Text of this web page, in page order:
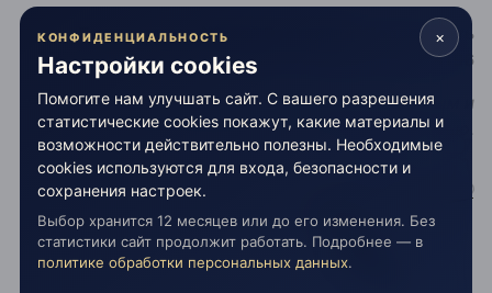
Телеграм-чат Живой Эзотерики
, Поддержать
проект (Т-Банк)
2200396108086196
Человек — это канат, протянутый между животным и
Сверхчеловеком, это канат над пропастью.
×
КОНФИДЕНЦИАЛЬНОСТЬ
Настройки cookies
Помогите нам улучшать сайт. С вашего разрешения
статистические cookies покажут, какие материалы и
возможности действительно полезны. Необходимые
cookies используются для входа, безопасности и
сохранения настроек.
Выбор хранится 12 месяцев или до его изменения. Без
статистики сайт продолжит работать. Подробнее — в
политике обработки персональных данных.